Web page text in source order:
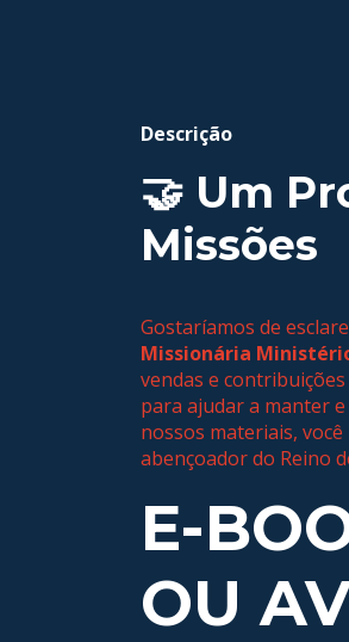
Descrição
🤝 Um
Missões
Gostaríamos de
Missionária
vendas e
para ajudar a manter
nossos materiais,
abençoador do Reino
E-
OU